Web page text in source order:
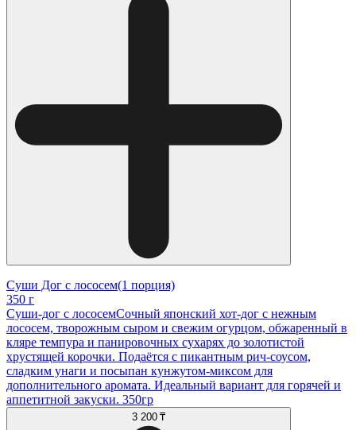
Суши Дог с лососем(1 порция)
350 г
Суши-дог с лососемСочный японский хот-дог с нежным
лососем, творожным сыром и свежим огурцом, обжаренный в
кляре темпура и панировочных сухарях до золотистой
хрустящей корочки. Подаётся с пикантным рич-соусом,
сладким унаги и посыпан кунжутом-миксом для
дополнительного аромата. Идеальный вариант для горячей и
аппетитной закуски. 350гр
3 200 ₸